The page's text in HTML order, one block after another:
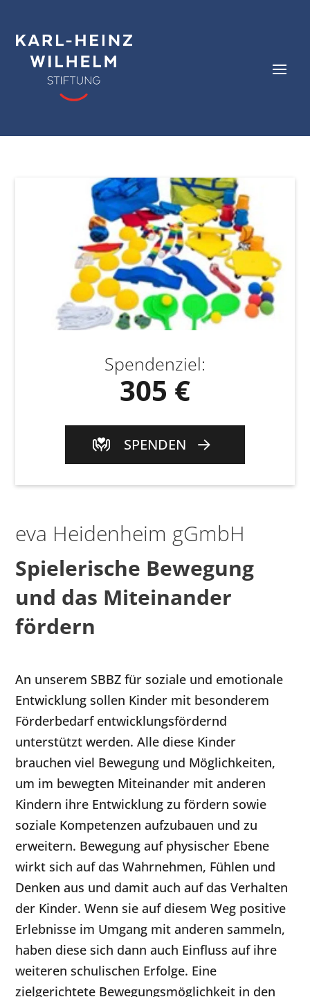
eva Heidenheim gGmbH
Spielerische Bewegung
und das Miteinander
fördern
An unserem SBBZ für soziale und emotionale
Entwicklung sollen Kinder mit besonderem
Förderbedarf entwicklungsfördernd
unterstützt werden. Alle diese Kinder
brauchen viel Bewegung und Möglichkeiten,
um im bewegten Miteinander mit anderen
Kindern ihre Entwicklung zu fördern sowie
soziale Kompetenzen aufzubauen und zu
erweitern. Bewegung auf physischer Ebene
wirkt sich auf das Wahrnehmen, Fühlen und
Denken aus und damit auch auf das Verhalten
der Kinder. Wenn sie auf diesem Weg positive
Erlebnisse im Umgang mit anderen sammeln,
haben diese sich dann auch Einfluss auf ihre
weiteren schulischen Erfolge. Eine
zielgerichtete Bewegungsmöglichkeit in den
Spendenziel:
305 €
SPENDEN